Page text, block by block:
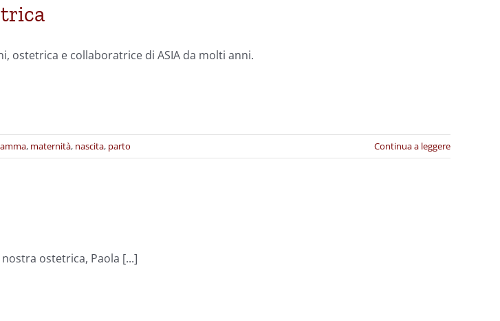
ostetrica e collaboratrice di ASIA da molti anni.
, maternità, nascita, parto Continua a leggere
ostetrica, Paola [...]